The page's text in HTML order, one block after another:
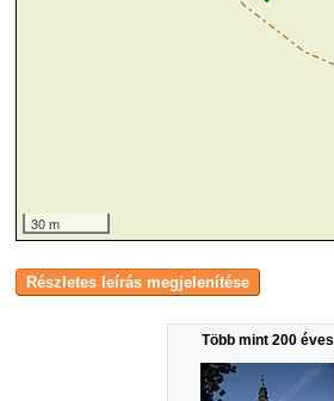
Több mint 200 éves
30 m